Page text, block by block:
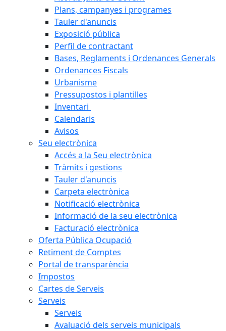
Plans, campanyes i programes
Tauler d'anuncis
Exposició pública
Perfil de contractant
Bases, Reglaments i Ordenances Generals
Ordenances Fiscals
Urbanisme
Pressupostos i plantilles
Inventari
Calendaris
Avisos
Seu electrònica
Accés a la Seu electrònica
Tràmits i gestions
Tauler d'anuncis
Carpeta electrònica
Notificació electrònica
Informació de la seu electrònica
Facturació electrònica
Oferta Pública Ocupació
Retiment de Comptes
Portal de transparència
Impostos
Cartes de Serveis
Serveis
Serveis
Avaluació dels serveis municipals